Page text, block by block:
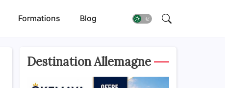
Formations Blog
Destination Allemagne